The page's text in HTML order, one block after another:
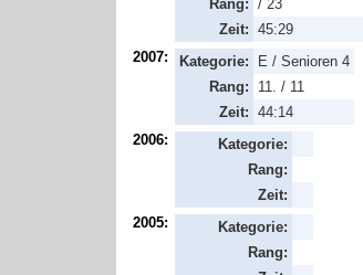
Rang: / 23
Zeit: 45:29
2007:
Kategorie:
E / Senioren 4
Rang:
11. / 11
Zeit: 44:14
2006:
Kategorie:
Rang:
Zeit:
2005:
Kategorie:
Rang: